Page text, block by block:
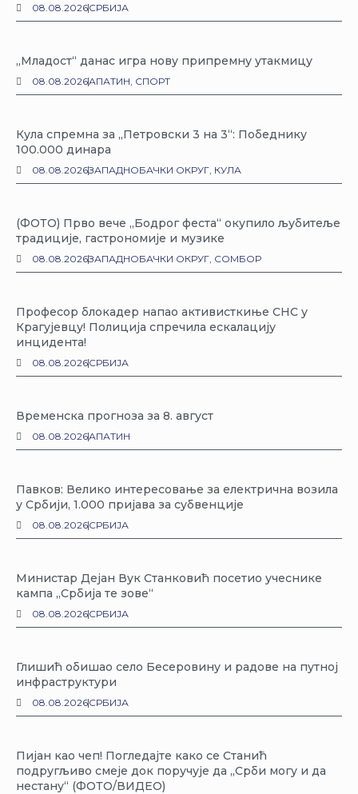
08.08.2026СРБИЈА
„Младост“ данас игра нову припремну утакмицу
08.08.2026АПАТИН, СПОРТ
Кула спремна за „Петровски 3 на 3“: Победнику
100.000 динара
08.08.2026ЗАПАДНОБАЧКИ ОКРУГ, КУЛА
(ФОТО) Прво вече „Бодрог феста“ окупило љубитеље
традиције, гастрономије и музике
08.08.2026ЗАПАДНОБАЧКИ ОКРУГ, СОМБОР
Професор блокадер напао активисткиње СНС у
Крагујевцу! Полиција спречила ескалацију
инцидента!
08.08.2026СРБИЈА
Временска прогноза за 8. август
08.08.2026АПАТИН
Павков: Велико интересовање за електрична возила
у Србији, 1.000 пријава за субвенције
08.08.2026СРБИЈА
Министар Дејан Вук Станковић посетио учеснике
кампа „Србија те зове“
08.08.2026СРБИЈА
Глишић обишао село Бесеровину и радове на путној
инфраструктури
08.08.2026СРБИЈА
Пијан као чеп! Погледајте како се Станић
подругљиво смеје док поручује да „Срби могу и да
нестану“ (ФОТО/ВИДЕО)